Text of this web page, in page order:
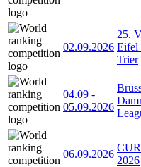
02.09.2026
25.
Eifel
Trier
04.09 -
05.09.2026
06.09.2026
2026